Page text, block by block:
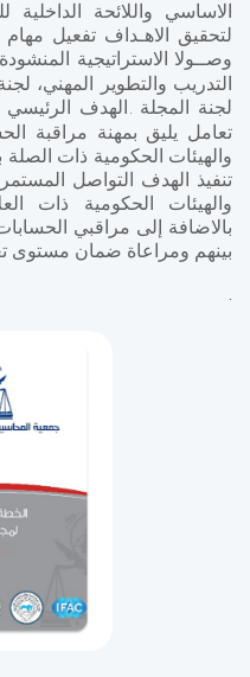
الاساسي واللائحة
لتحقيق الاهـداف تفعيل
وصــولا الاستراتيجية المنشودة
التدريب والتطوير المهني،
لجنة المجلة . الهدف
تعامل يليق بمهنة مراقبة
والهيئات الحكومية ذات
تنفيذ الهدف التواصل
والهيئات الحكومية ذات
بالاضافة إلى مراقبي
بينهم ومراعاة ضمان مستوى
.